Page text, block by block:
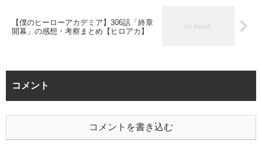
【僕のヒーローアカデミア】306話「終章
開幕」の感想・考察まとめ【ヒロアカ】
コメント
コメントを書き込む